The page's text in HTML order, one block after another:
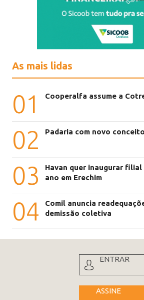
As mais lidas
01 Cooperalfa assume a
02 Padaria com novo
03
Havan quer inaugurar
ano em Erechim
04
Comil anuncia
demissão coletiva
ENTRAR
ASSINE